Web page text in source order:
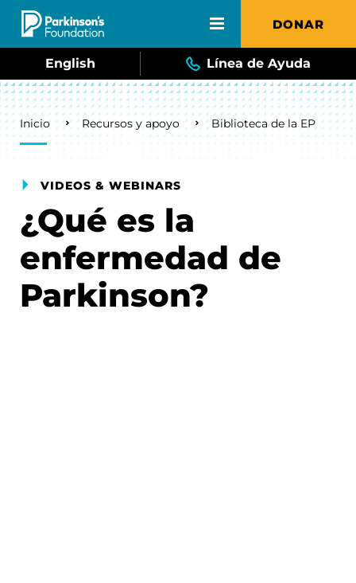
Skip to main content DONAR
English Línea de Ayuda
Breadcrumb
Inicio Recursos y apoyo Biblioteca de la EP
VIDEOS & WEBINARS
¿Qué es la
enfermedad de
Parkinson?